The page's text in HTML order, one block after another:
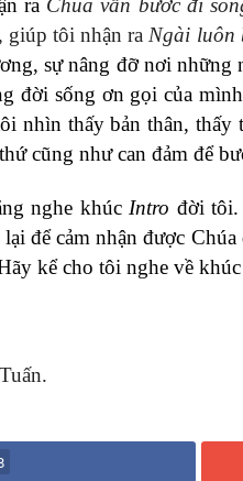
ra Chúa vẫn bước đi
giúp tôi nhận ra Ngài luôn
sự nâng đỡ nơi
đời sống ơn gọi của
nhìn thấy bản thân, thấy
cũng như can đảm để
nghe khúc Intro đời
lại để cảm nhận được
kể cho tôi nghe về